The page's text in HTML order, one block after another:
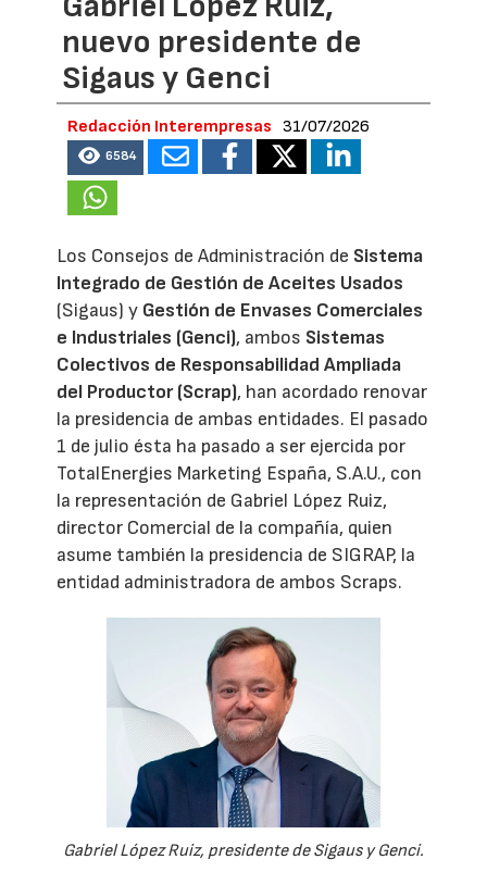
nuevo presidente de
Sigaus y Genci
Redacción Interempresas 31/07/2026
6584
Los Consejos de Administración de Sistema
Integrado de Gestión de Aceites Usados
(Sigaus) y Gestión de Envases Comerciales
e Industriales (Genci), ambos Sistemas
Colectivos de Responsabilidad Ampliada
del Productor (Scrap), han acordado renovar
la presidencia de ambas entidades. El pasado
1 de julio ésta ha pasado a ser ejercida por
TotalEnergies Marketing España, S.A.U., con
la representación de Gabriel López Ruiz,
director Comercial de la compañía, quien
asume también la presidencia de SIGRAP, la
entidad administradora de ambos Scraps.
Gabriel López Ruiz, presidente de Sigaus y Genci.